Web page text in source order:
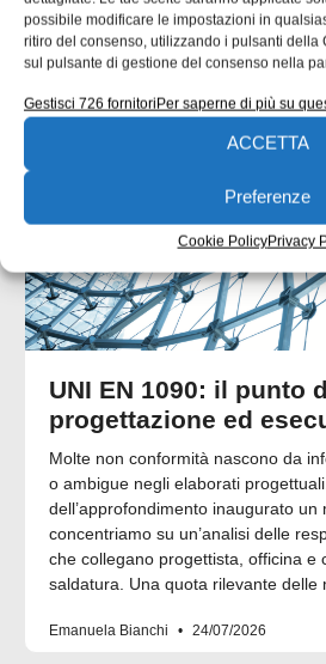
possibile modificare le impostazioni in
ritiro del consenso, utilizzando i pulsanti della
sul pulsante di gestione del consenso nella
Gestisci 726 fornitoriPer saperne di più su
ACCETTA
Preferenze
Cookie PolicyPrivacy
ARTICOLI
UNI EN 1090: il punto
progettazione ed
Molte non conformità nascono da
o ambigue negli elaborati
dell’approfondimento inaugurato un
concentriamo su un’analisi delle
che collegano progettista, officina e
saldatura. Una quota rilevante delle
Emanuela Bianchi 24/07/2026